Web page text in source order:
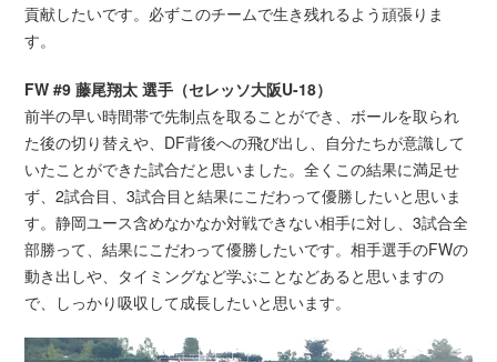
貢献したいです。必ずこのチームで生き残れるよう頑張りま
す。
FW #9 藤尾翔太 選手（セレッソ大阪U-18）
前半の早い時間帯で先制点を取ることができ、ボールを取られ
た後の切り替えや、DF背後への飛び出し、自分たちが意識して
いたことができた試合だと思いました。全くこの結果に満足せ
ず、2試合目、3試合目と結果にこだわって優勝したいと思いま
す。静岡ユース含めなかなか対戦できない相手に対し、3試合全
部勝って、結果にこだわって優勝したいです。相手選手のFWの
動き出しや、タイミングなど学ぶことなどあると思いますの
で、しっかり吸収して成長したいと思います。